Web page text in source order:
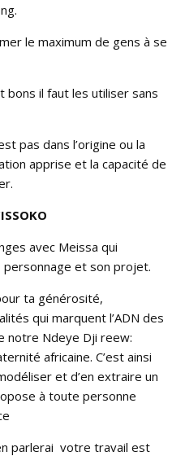
le maximum de gens à se
bons il faut les utiliser sans
pas dans l’origine ou la
apprise et la capacité de
avec Meissa qui
et son projet.
ta générosité,
qui marquent l’ADN des
notre Ndeye Dji reew:
africaine. C’est ainsi
et d’en extraire un
à toute personne
parlerai votre travail est